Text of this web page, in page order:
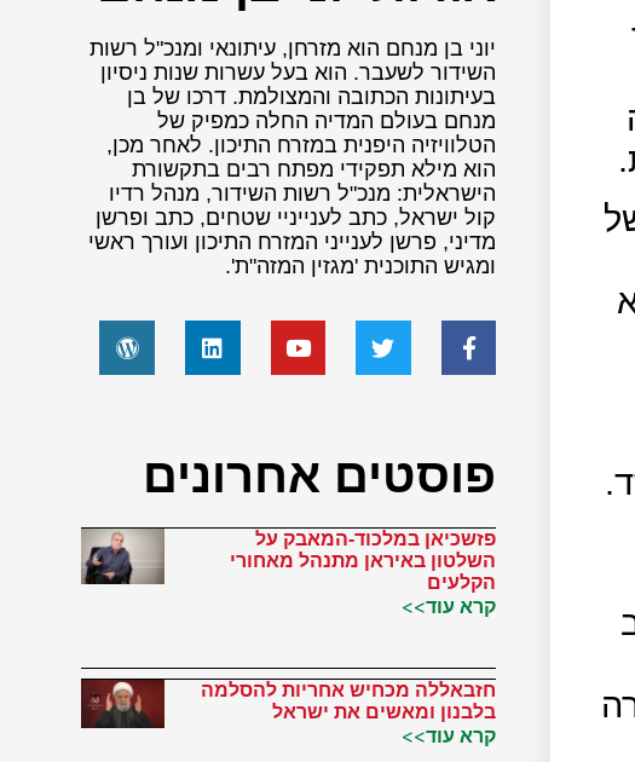
יוני בן מנחם הוא מזרחן, עיתונאי ומנכ"ל רשות
השידור לשעבר. הוא בעל עשרות שנות ניסיון
בעיתונות הכתובה והמצולמת. דרכו של בן
מנחם בעולם המדיה החלה כמפיק של
הטלוויזיה היפנית במזרח התיכון. לאחר מכן,
הוא מילא תפקידי מפתח רבים בתקשורת
הישראלית: מנכ"ל רשות השידור, מנהל רדיו
קול ישראל, כתב לענייניי שטחים, כתב ופרשן
מדיני, פרשן לענייני המזרח התיכון ועורך ראשי
ומגיש התוכנית 'מגזין המזה"ת'.
פוסטים אחרונים
פזשכיאן במלכוד-המאבק על
השלטון באיראן מתנהל מאחורי
הקלעים
קרא עוד>>
חזבאללה מכחיש אחריות להסלמה
בלבנון ומאשים את ישראל
קרא עוד>>